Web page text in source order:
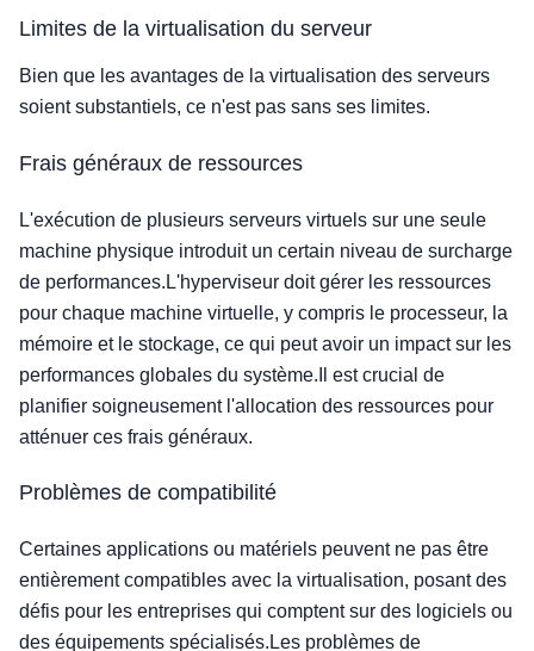
Limites de la virtualisation du serveur
Bien que les avantages de la virtualisation des serveurs
soient substantiels, ce n'est pas sans ses limites.
Frais généraux de ressources
L'exécution de plusieurs serveurs virtuels sur une seule
machine physique introduit un certain niveau de surcharge
de performances.L'hyperviseur doit gérer les ressources
pour chaque machine virtuelle, y compris le processeur, la
mémoire et le stockage, ce qui peut avoir un impact sur les
performances globales du système.Il est crucial de
planifier soigneusement l'allocation des ressources pour
atténuer ces frais généraux.
Problèmes de compatibilité
Certaines applications ou matériels peuvent ne pas être
entièrement compatibles avec la virtualisation, posant des
défis pour les entreprises qui comptent sur des logiciels ou
des équipements spécialisés.Les problèmes de